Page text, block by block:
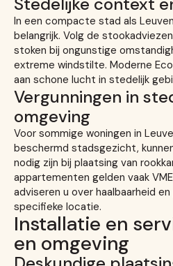
In een compacte stad als
belangrijk. Volg de
stoken bij ongunstige
extreme windstilte. Moderne
aan schone lucht in stedelijk
Vergunningen in
omgeving
Voor sommige woningen in
beschermd stadsgezicht,
nodig zijn bij plaatsing van
appartementen gelden vaak
adviseren u over haalbaarheid
specifieke locatie.
Installatie en
en omgeving